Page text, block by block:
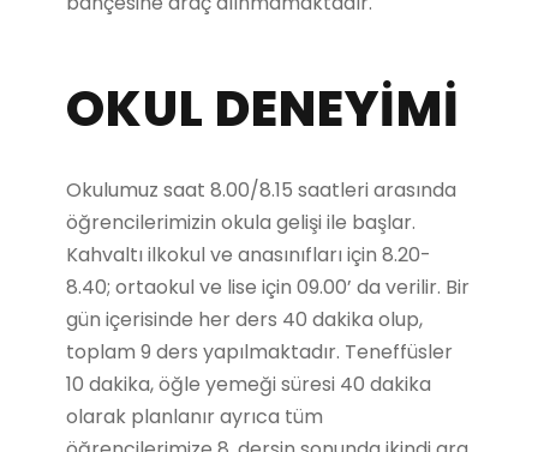
OKUL DENEYİMİ
Okulumuz saat 8.00/8.15 saatleri arasında
öğrencilerimizin okula gelişi ile başlar.
Kahvaltı ilkokul ve anasınıfları için 8.20-
8.40; ortaokul ve lise için 09.00’ da verilir. Bir
gün içerisinde her ders 40 dakika olup,
toplam 9 ders yapılmaktadır. Teneffüsler
10 dakika, öğle yemeği süresi 40 dakika
olarak planlanır ayrıca tüm